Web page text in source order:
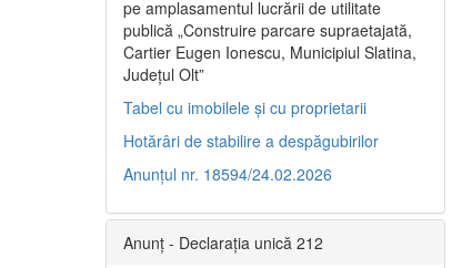
pe amplasamentul lucrării de utilitate
publică „Construire parcare supraetajată,
Cartier Eugen Ionescu, Municipiul Slatina,
Județul Olt”
Tabel cu imobilele și cu proprietarii
Hotărâri de stabilire a despăgubirilor
Anunțul nr. 18594/24.02.2026
Anunț - Declarația unică 212